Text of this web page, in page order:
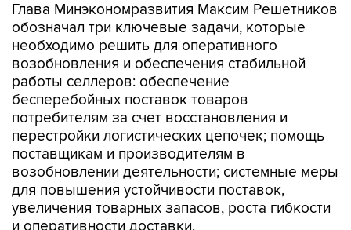
Глава Минэкономразвития Максим Решетников
обозначал три ключевые задачи, которые
необходимо решить для оперативного
возобновления и обеспечения стабильной
работы селлеров: обеспечение
бесперебойных поставок товаров
потребителям за счет восстановления и
перестройки логистических цепочек; помощь
поставщикам и производителям в
возобновлении деятельности; системные меры
для повышения устойчивости поставок,
увеличения товарных запасов, роста гибкости